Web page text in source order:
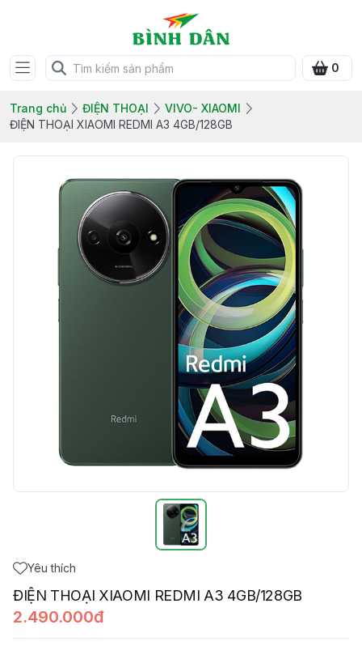
0
Trang chủ ĐIỆN THOẠI
VIVO- XIAOMI
ĐIỆN THOẠI XIAOMI REDMI A3 4GB/128GB
Yêu thích
ĐIỆN THOẠI XIAOMI REDMI A3 4GB/128GB
2.490.000đ